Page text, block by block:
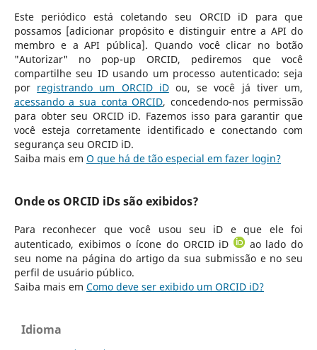
Este periódico está coletando seu ORCID iD para que
possamos [adicionar propósito e distinguir entre a API do
membro e a API pública]. Quando você clicar no botão
"Autorizar" no pop-up ORCID, pediremos que você
compartilhe seu ID usando um processo autenticado: seja
por registrando um ORCID iDou, se você já tiver um,
acessando a sua conta ORCID, concedendo-nos permissão
para obter seu ORCID iD. Fazemos isso para garantir que
você esteja corretamente identificado e conectando com
segurança seu ORCID iD.
Saiba mais em O que há de tão especial em fazer login?
Onde os ORCID iDs são exibidos?
Para reconhecer que você usou seu iD e que ele foi
autenticado, exibimos o ícone do ORCID iD
ao lado do
seu nome na página do artigo da sua submissão e no seu
perfil de usuário público.
Saiba mais em Como deve ser exibido um ORCID iD?
Idioma